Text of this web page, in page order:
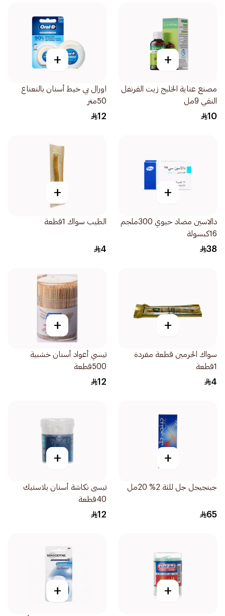
+
مصنع عناية الخليج زيت القرنفل
النقي 9مل
10
+
اورال بي خيط أسنان بالنعناع
50متر
12
+
دالاسين مضاد حيوي 300ملجم
16كبسولة
38
+
الطيب سواك 1قطعة
4
+
سواك الحرمين قطعة مفردة
1قطعة
4
+
تيسي أعواد أسنان خشبية
500قطعة
12
+
جينجيجل جل للثة 2% 20مل
65
+
تيسى نكاشة أسنان بلاستيك
40قطعة
12
+
+